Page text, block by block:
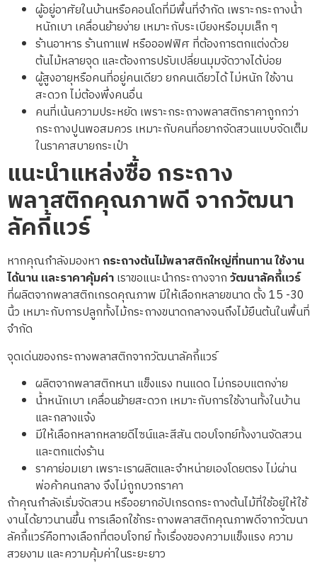
ผู้อยู่อาศัยในบ้านหรือคอนโดที่มีพื้นที่จำกัด เพราะกระถางน้ำ
หนักเบา เคลื่อนย้ายง่าย เหมาะกับระเบียงหรือมุมเล็ก ๆ
ร้านอาหาร ร้านกาแฟ หรือออฟฟิศ ที่ต้องการตกแต่งด้วย
ต้นไม้หลายจุด และต้องการปรับเปลี่ยนมุมจัดวางได้บ่อย
ผู้สูงอายุหรือคนที่อยู่คนเดียว ยกคนเดียวได้ ไม่หนัก ใช้งาน
สะดวก ไม่ต้องพึ่งคนอื่น
คนที่เน้นความประหยัด เพราะกระถางพลาสติกราคาถูกกว่า
กระถางปูนพอสมควร เหมาะกับคนที่อยากจัดสวนแบบจัดเต็ม
ในราคาสบายกระเป๋า
แนะนำแหล่งซื้อ กระถาง
พลาสติกคุณภาพดี จากวัฒนา
ลัคกี้แวร์
หากคุณกำลังมองหากระถางต้นไม้พลาสติกใหญ่ที่ทนทาน ใช้งาน
ได้นาน และราคาคุ้มค่าเราขอแนะนำกระถางจากวัฒนาลัคกี้แวร์
ที่ผลิตจากพลาสติกเกรดคุณภาพ มีให้เลือกหลายขนาด ตั้ง 15 -30
นิ้ว เหมาะกับการปลูกทั้งไม้กระถางขนาดกลางจนถึงไม้ยืนต้นในพื้นที่
จำกัด
จุดเด่นของกระถางพลาสติกจากวัฒนาลัคกี้แวร์
ผลิตจากพลาสติกหนา แข็งแรง ทนแดด ไม่กรอบแตกง่าย
น้ำหนักเบา เคลื่อนย้ายสะดวก เหมาะกับการใช้งานทั้งในบ้าน
และกลางแจ้ง
มีให้เลือกหลากหลายดีไซน์และสีสัน ตอบโจทย์ทั้งงานจัดสวน
และตกแต่งร้าน
ราคาย่อมเยา เพราะเราผลิตและจำหน่ายเองโดยตรง ไม่ผ่าน
พ่อค้าคนกลาง จึงไม่ถูกบวกราคา
ถ้าคุณกำลังเริ่มจัดสวน หรืออยากอัปเกรดกระถางต้นไม้ที่ใช้อยู่ให้ใช้
งานได้ยาวนานขึ้น การเลือกใช้กระถางพลาสติกคุณภาพดีจากวัฒนา
ลัคกี้แวร์คือทางเลือกที่ตอบโจทย์ ทั้งเรื่องของความแข็งแรง ความ
สวยงาม และความคุ้มค่าในระยะยาว